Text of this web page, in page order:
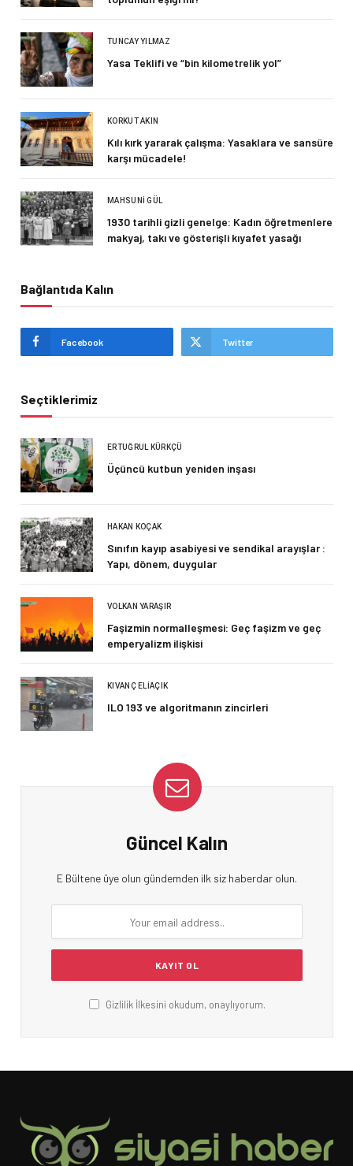
TUNCAY YILMAZ
Yasa Teklifi ve “bin kilometrelik yol”
KORKUT AKIN
Kılı kırk yararak çalışma: Yasaklara ve sansüre
karşı mücadele!
MAHSUNI GÜL
1930 tarihli gizli genelge: Kadın öğretmenlere
makyaj, takı ve gösterişli kıyafet yasağı
Bağlantıda Kalın
Facebook Twitter
Seçtiklerimiz
ERTUĞRUL KÜRKÇÜ
Üçüncü kutbun yeniden inşası
HAKAN KOÇAK
Sınıfın kayıp asabiyesi ve sendikal arayışlar :
Yapı, dönem, duygular
VOLKAN YARAŞIR
Faşizmin normalleşmesi: Geç faşizm ve geç
emperyalizm ilişkisi
KIVANÇ ELIAÇIK
ILO 193 ve algoritmanın zincirleri
Güncel Kalın
E Bültene üye olun gündemden ilk siz haberdar olun.
Gizlilik İlkesini okudum, onaylıyorum.